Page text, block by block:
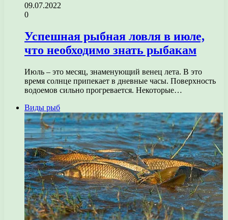
09.07.2022
0
Успешная рыбная ловля в июле,
что необходимо знать рыбакам
Июль – это месяц, знаменующий венец лета. В это
время солнце припекает в дневные часы. Поверхность
водоемов сильно прогревается. Некоторые…
Виды рыб